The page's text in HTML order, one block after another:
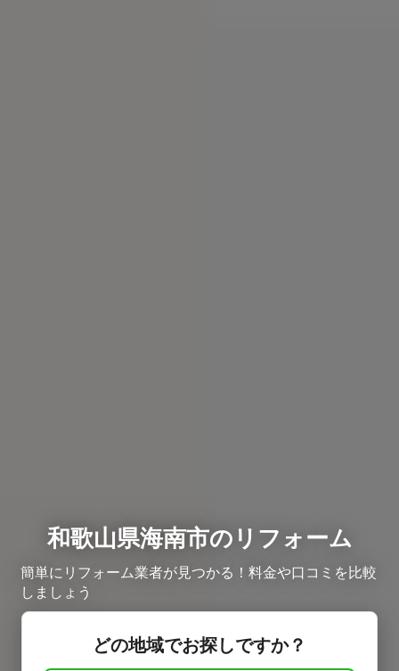
和歌山県海南市のリフォーム
簡単にリフォーム業者が見つかる！料金や口コミを比較
しましょう
どの地域でお探しですか？